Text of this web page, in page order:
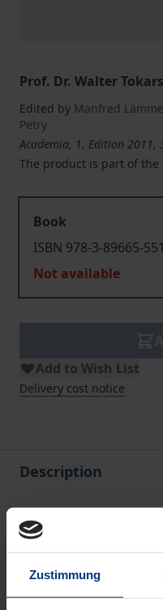
Zustimmung
Prof. Dr. Walter
Edited by Manfred
Petry
Academia, 1. Edition 2011,
The product is part of the
Book
ISBN 978-3-89665-
Not available
Add to Wish List
Delivery cost notice
Description
Walter Tokarski hat in
Wirken politik-, sozial-